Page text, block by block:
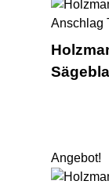
Angebot!